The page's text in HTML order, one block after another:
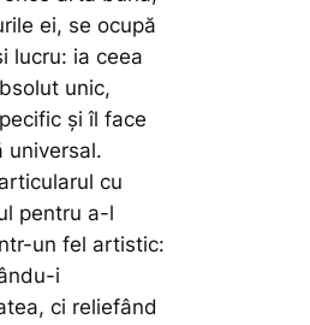
ei, se ocupă
lucru: ia ceea
unic,
şi îl face
universal.
cu
pentru a-l
un fel artistic:
i
ci reliefând